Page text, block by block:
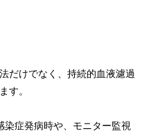
だけでなく、持続的血液濾過
す。
症発病時や、モニター監視